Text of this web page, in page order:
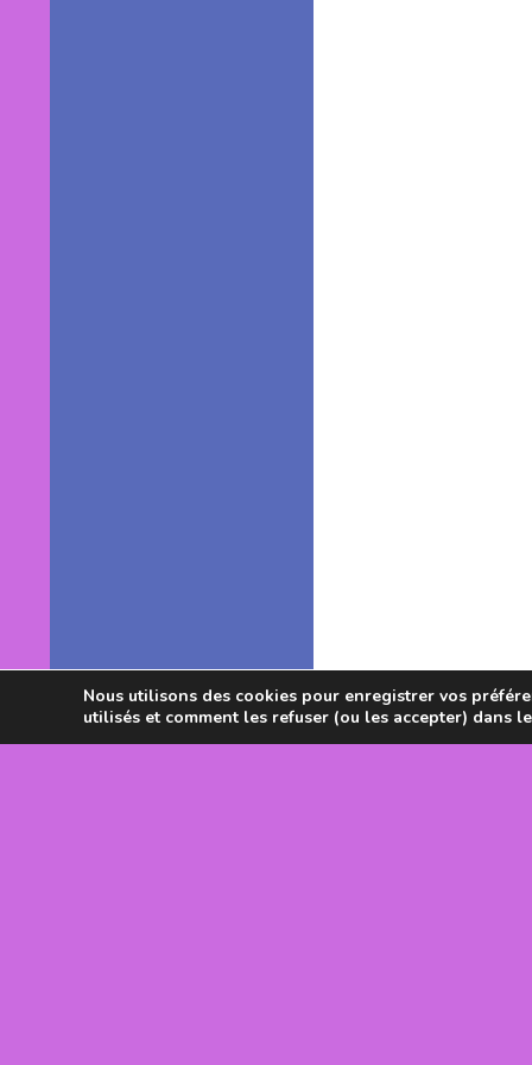
Nous utilisons des cookies pour enregistrer vos
utilisés et comment les refuser (ou les accepter) dans